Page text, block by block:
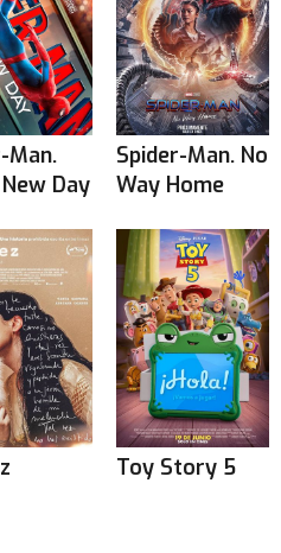
Man.
Day
Spider-Man. No
Way Home
Toy Story 5